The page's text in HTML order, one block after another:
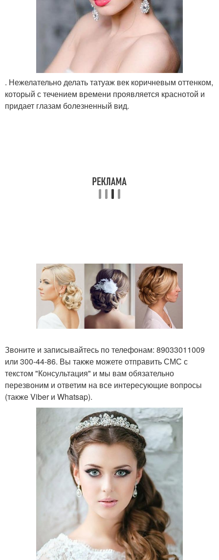
. Нежелательно делать татуаж век коричневым оттенком,
который с течением времени проявляется краснотой и
придает глазам болезненный вид.
Звоните и записывайтесь по телефонам: 89033011009
или 300-44-86. Вы также можете отправить СМС с
текстом "Консультация" и мы вам обязательно
перезвоним и ответим на все интересующие вопросы
(также Viber и Whatsap).